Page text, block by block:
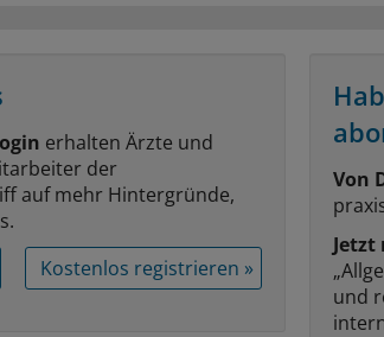
erhalten Ärzte und
der
auf mehr Hintergründe,
Kostenlos registrieren »
Von
Jetzt
und